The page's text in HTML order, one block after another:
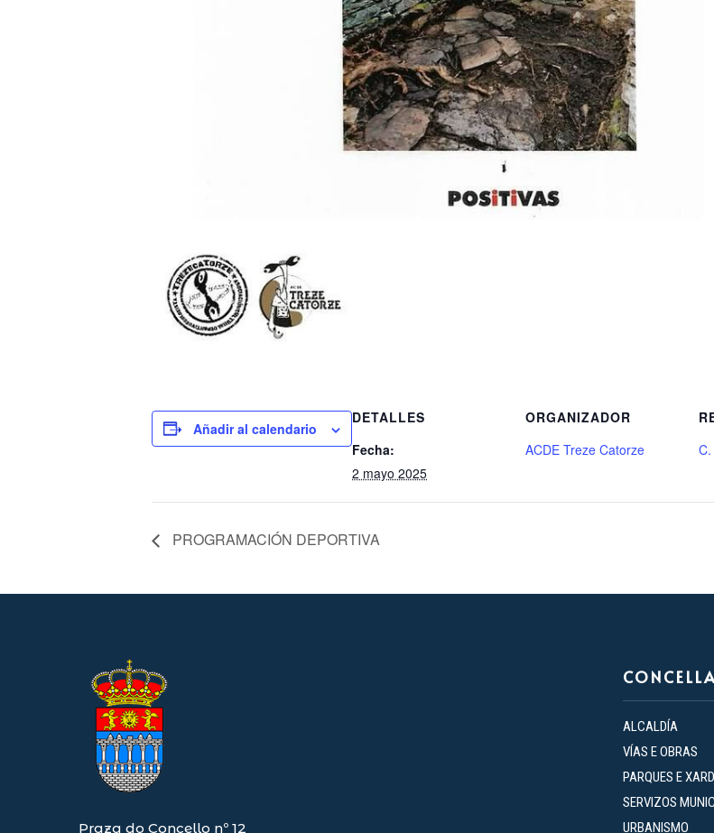
Añadir al calendario
DETALLES
Fecha:
2 mayo 2025
ORGANIZADOR
ACDE Treze Catorze
PROGRAMACIÓN DEPORTIVA
Praza do Concello nº 12
ALCALDÍA
VÍAS E OBRAS
PARQUES E
SERVIZOS
URBANISMO